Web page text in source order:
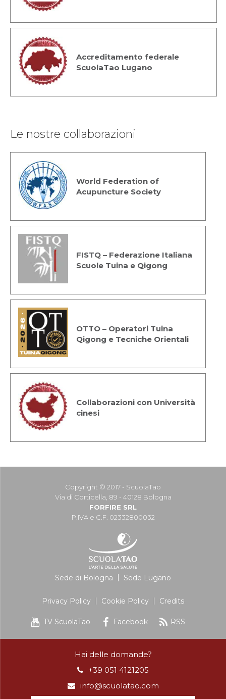
Accreditamento federale
ScuolaTao Lugano
Le nostre collaborazioni
World Federation of
Acupuncture Society
FISTQ – Federazione Italiana
Scuole Tuina e Qigong
OTTO – Operatori Tuina
Qigong e Tecniche Orientali
Collaborazioni con Università
cinesi
Copyright © 2017 - ScuolaTao
Via di Corticella, 89 - 40128 Bologna
FORFIRE SRL
P.IVA e C.F. 02332800032
Sede di Bologna Sede Lugano
Privacy Policy Cookie Policy Credits
TV ScuolaTao Facebook RSS
Hai delle domande?
+39 051 4121205
info@scuolatao.com